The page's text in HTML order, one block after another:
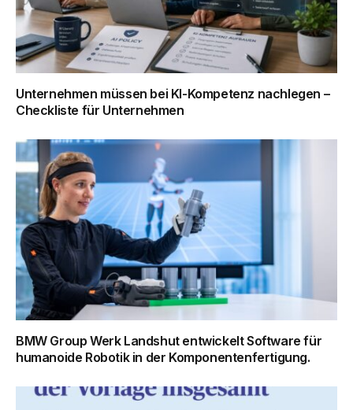
Unternehmen müssen bei KI-Kompetenz nachlegen –
Checkliste für Unternehmen
BMW Group Werk Landshut entwickelt Software für
humanoide Robotik in der Komponentenfertigung.